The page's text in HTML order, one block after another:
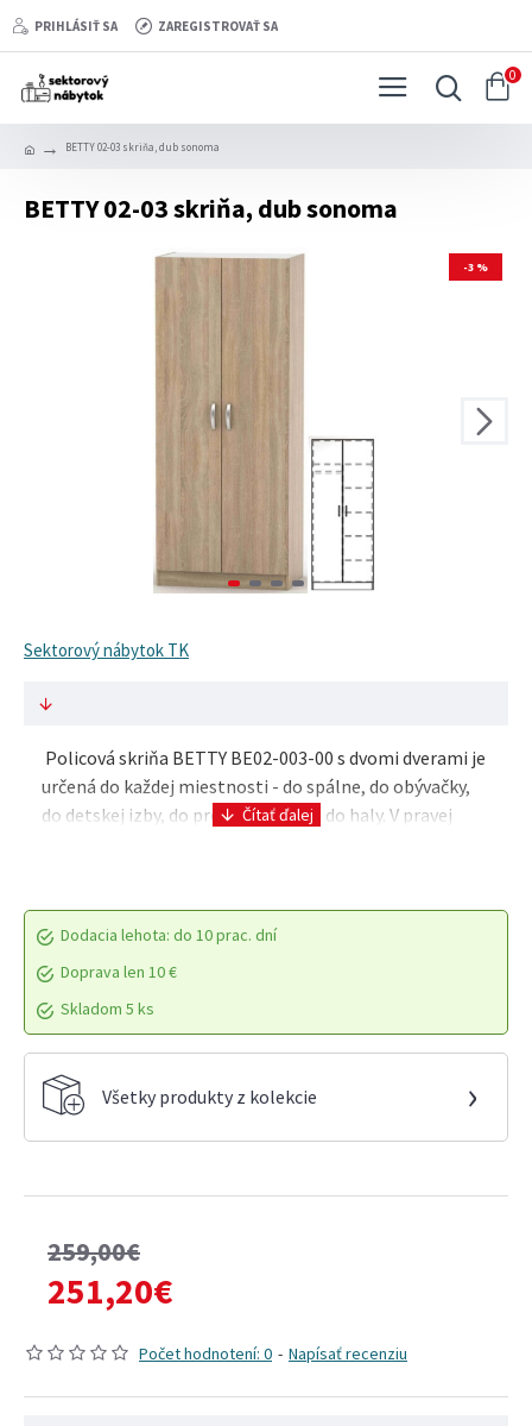
PRIHLÁSIŤ SA ZAREGISTROVAŤ SA
0
BETTY 02-03 skriňa, dub sonoma
BETTY 02-03 skriňa, dub sonoma
-3 %
Sektorový nábytok TK
Policová skriňa BETTY BE02-003-00 s dvomi dverami je
určená do každej miestnosti - do spálne, do obývačky,
do detskej izby, do predsiene alebo do haly. V pravej
Dodacia lehota: do 10 prac. dní
Doprava len 10 €
Skladom 5 ks
Všetky produkty z kolekcie ›
Počet hodnotení: 0 - Napísať recenziu
259,00€
251,20€